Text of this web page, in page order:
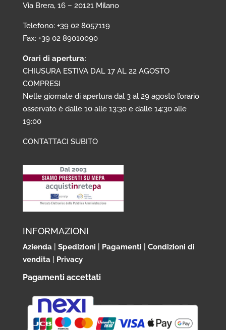
Via Brera, 16 – 20121 Milano
Telefono: +39 02 8057119
Fax: +39 02 89010090
Orari di apertura:
CHIUSURA ESTIVA DAL 17 AL 22 AGOSTO
COMPRESI
Nelle giornate di apertura dal 3 al 29 agosto l’orario
osservato è dalle 10 alle 13:30 e dalle 14:30 alle
19:00
CONTATTACI SUBITO
INFORMAZIONI
Azienda| Spedizioni Pagamenti
Condizioni di
vendita| Privacy
Pagamenti accettati